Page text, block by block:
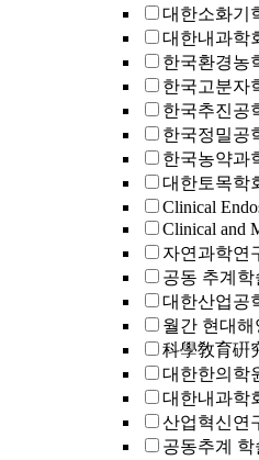
대한소화기
대한내과학
한국환경농
한국고분자
한국추진공
한국정밀공
한국농약과
대한토목학
Clinical
Clinical and
자연과학연
공동 추계학
대한산업공
월간 현대해
科學敎育硏
대한한의학
대한내과학
산업혁신연
공동추계